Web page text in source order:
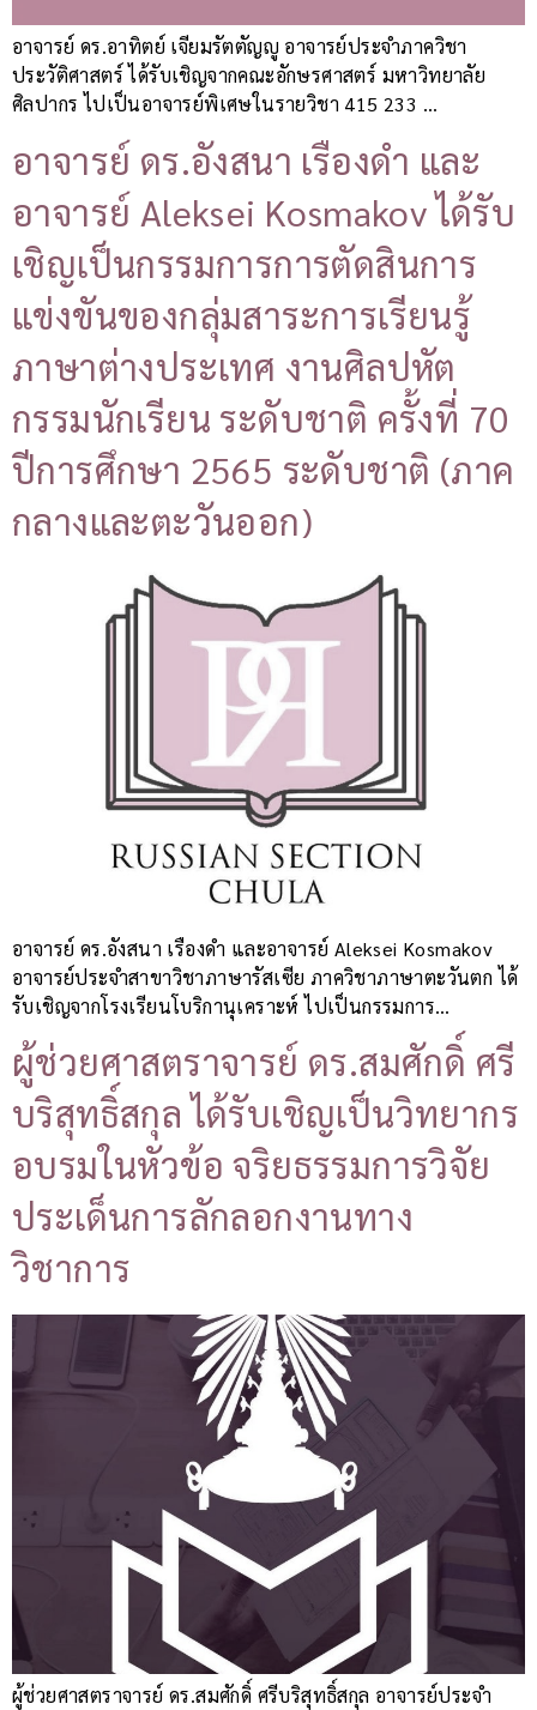
อาจารย์ ดร.อาทิตย์ เจียมรัตตัญญู อาจารย์ประจำภาควิชา
ประวัติศาสตร์ ได้รับเชิญจากคณะอักษรศาสตร์ มหาวิทยาลัย
ศิลปากร ไปเป็นอาจารย์พิเศษในรายวิชา 415 233 …
อาจารย์ ดร.อังสนา เรืองดำ และ
อาจารย์ Aleksei Kosmakov ได้รับ
เชิญเป็นกรรมการการตัดสินการ
แข่งขันของกลุ่มสาระการเรียนรู้
ภาษาต่างประเทศ งานศิลปหัต
กรรมนักเรียน ระดับชาติ ครั้งที่ 70
ปีการศึกษา 2565 ระดับชาติ (ภาค
กลางและตะวันออก)
อาจารย์ ดร.อังสนา เรืองดำ และอาจารย์ Aleksei Kosmakov
อาจารย์ประจำสาขาวิชาภาษารัสเซีย ภาควิชาภาษาตะวันตก ได้
รับเชิญจากโรงเรียนโบริกานุเคราะห์ ไปเป็นกรรมการ…
ผู้ช่วยศาสตราจารย์ ดร.สมศักดิ์ ศรี
บริสุทธิ์สกุล ได้รับเชิญเป็นวิทยากร
อบรมในหัวข้อ จริยธรรมการวิจัย
ประเด็นการลักลอกงานทาง
วิชาการ
ผู้ช่วยศาสตราจารย์ ดร.สมศักดิ์ ศรีบริสุทธิ์สกุล อาจารย์ประจำ